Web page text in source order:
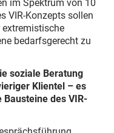
im Spektrum von 10
VIR-Konzepts sollen
extremistische
bedarfsgerecht zu
soziale Beratung
Klientel – es
des VIR-